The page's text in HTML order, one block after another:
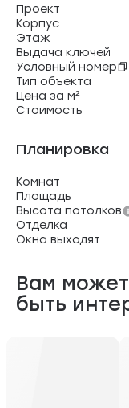
Проект
Корпус
Этаж
Выдача ключей
Условный номер
Тип объекта
Цена за м²
Стоимость
Планировка
Комнат
Площадь
Высота потолков
Отделка
Окна выходят
Вам может
быть